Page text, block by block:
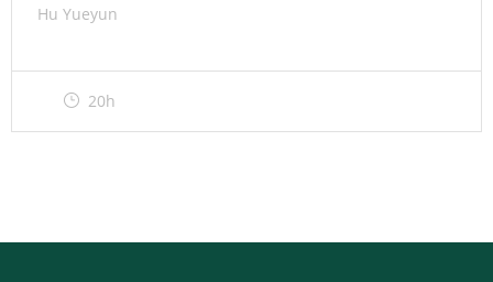
Hu Yueyun
20h